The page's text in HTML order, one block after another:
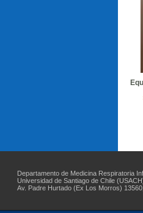
Departamento de Medicina Respiratoria
Universidad de Santiago de Chile
Av. Padre Hurtado (Ex Los Morros)